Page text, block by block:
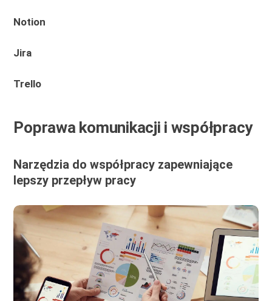
Notion
Jira
Trello
Poprawa komunikacji i współpracy
Narzędzia do współpracy zapewniające
lepszy przepływ pracy